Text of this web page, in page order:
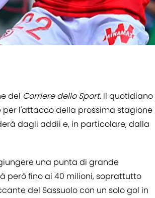
del Corriere dello Sport. Il quotidiano
l'attacco della prossima stagione
dagli addii e, in particolare, dalla
una punta di grande
però fino ai 40 milioni, soprattutto
del Sassuolo con un solo gol in